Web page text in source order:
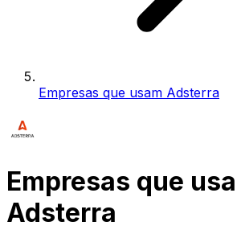
Empresas que usam Adsterra
Empresas que
Adsterra